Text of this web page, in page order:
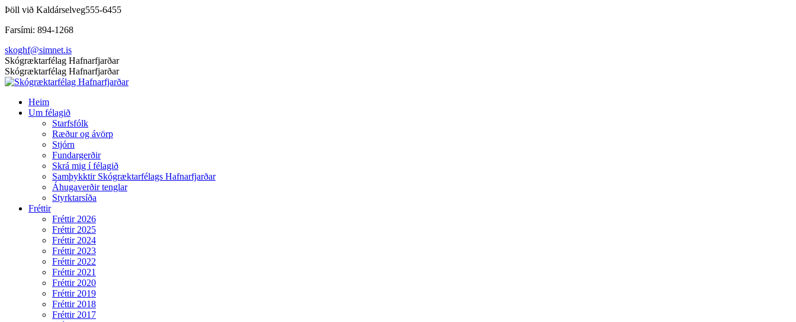
Skip
content
Þöll við Kaldárselveg555-6455
Farsími: 894-1268
skoghf@simnet.is
Facebook
page
opens
new
window
Skógræktarfélag Hafnarfjarðar
Skógræktarfélag Hafnarfjarðar
Heim
Um félagið
Starfsfólk
Ræður og ávörp
Stjórn
Fundargerðir
Skrá mig í félagið
Samþykktir Skógræktarfélags Hafnarfjarðar
Áhugaverðir tenglar
Styrktarsíða
Fréttir
Fréttir 2026
Fréttir 2025
Fréttir 2024
Fréttir 2023
Fréttir 2022
Fréttir 2021
Fréttir 2020
Fréttir 2019
Fréttir 2018
Fréttir 2017